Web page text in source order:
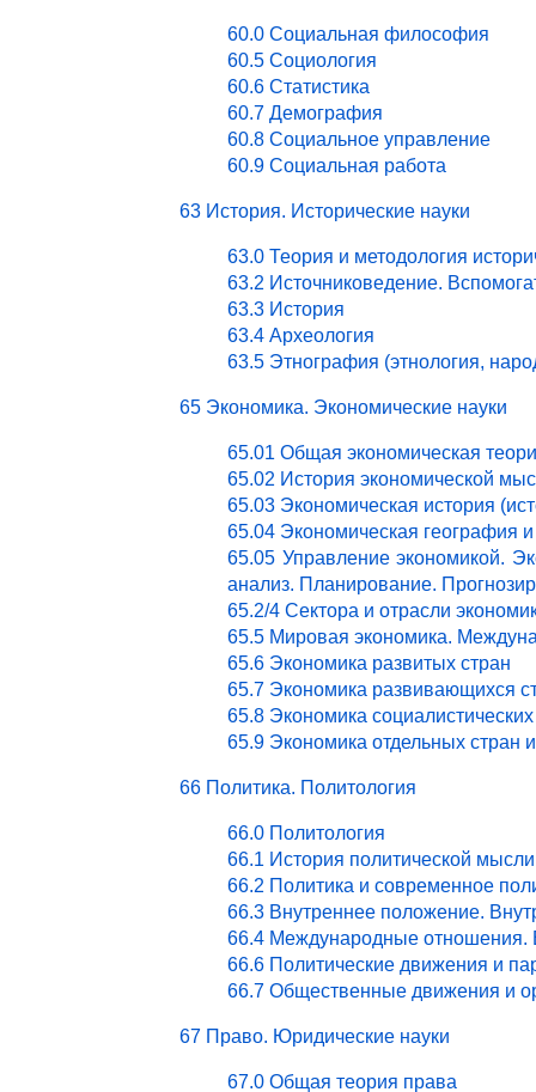
60.0 Социальная философия
60.5 Социология
60.6 Статистика
60.7 Демография
60.8 Социальное управление
60.9 Социальная работа
63 История. Исторические науки
63.0 Теория и методология
63.2 Источниковедение.
63.3 История
63.4 Археология
63.5 Этнография (этнология,
65 Экономика. Экономические науки
65.01 Общая экономическая
65.02 История экономической
65.03 Экономическая история
65.04 Экономическая география
65.05 Управление экономикой.
анализ. Планирование.
65.2/4 Сектора и отрасли
65.5 Мировая экономика.
65.6 Экономика развитых стран
65.7 Экономика развивающихся
65.8 Экономика
65.9 Экономика отдельных стран
66 Политика. Политология
66.0 Политология
66.1 История политической мысли
66.2 Политика и современное
66.3 Внутреннее положение.
66.4 Международные отношения.
66.6 Политические движения и
66.7 Общественные движения и
67 Право. Юридические науки
67.0 Общая теория права